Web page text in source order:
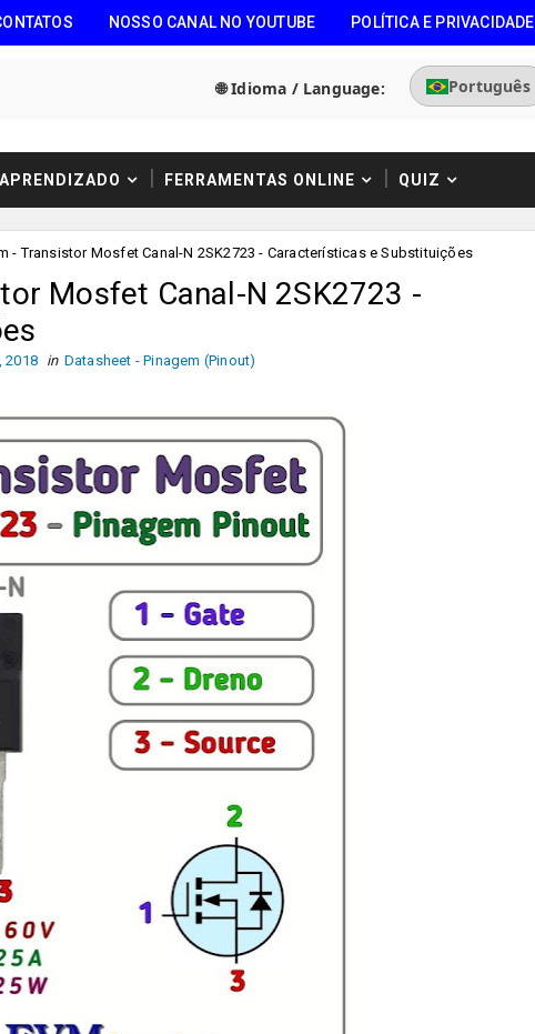
NOSSO CANAL NO YOUTUBE POLÍTICA E PRIVACIDADE
🌐 Idioma / Language: Português
APRENDIZADO FERRAMENTAS ONLINE QUIZ
- Transistor Mosfet Canal-N 2SK2723 - Características e Substituições
Mosfet Canal-N 2SK2723 -
2018 in Datasheet - Pinagem (Pinout)